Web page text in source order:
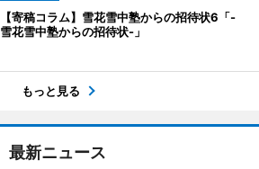
【寄稿コラム】雪花雪中塾からの招待状6「-
雪花雪中塾からの招待状-」
もっと見る
最新ニュース